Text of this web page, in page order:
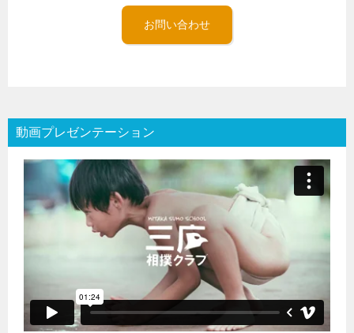
お問い合わせ
動画プレゼンテーション